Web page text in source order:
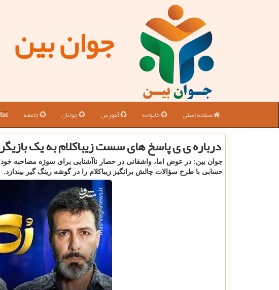
جوان بین
صفحه اصلی خانواده آموزش جوانان جامعه
درباره ی ی پاسخ های سست زیباکلام به یک
جوان بین: در عوض اما، واشقانی در حصار ناآشنایی برای سوژه مصاحبه
حسابی با طرح سؤالات چالش برانگیز زیباکلام را در گوشه رینگ گیر بیندازد.